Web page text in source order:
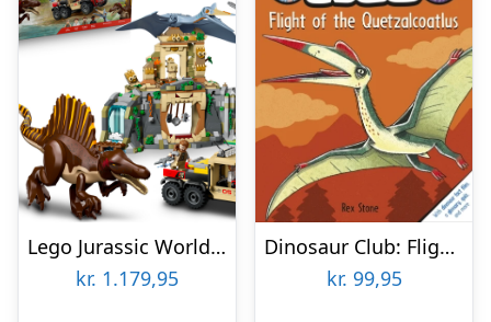
Lego Jurassic World – Spinosaurus & Quetzalcoatlus – 76976
kr. 1.179,95
Dinosaur Club: Flight Of The Quetzalcoatlus
kr. 99,95